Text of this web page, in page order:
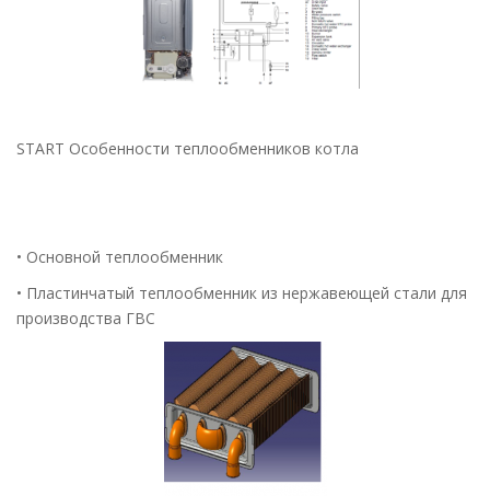
START Особенности теплообменников котла
• Основной теплообменник
• Пластинчатый теплообменник из нержавеющей стали для
производства ГВС